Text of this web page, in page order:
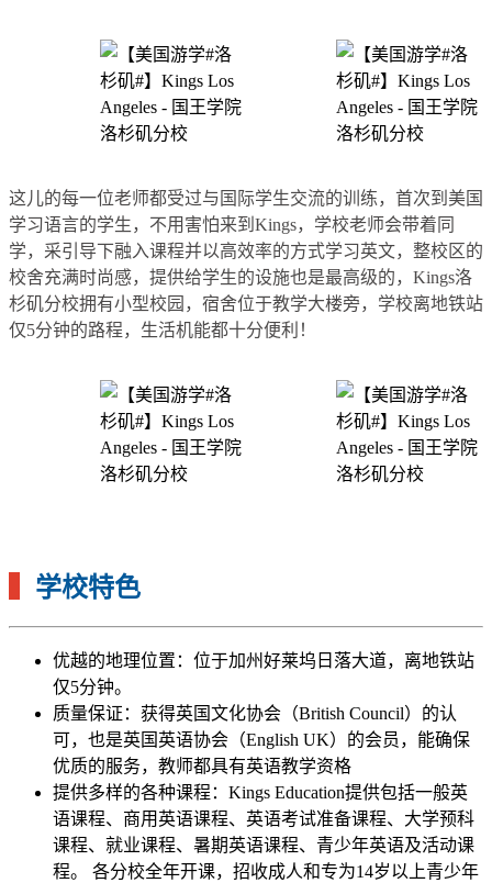
这儿的每一位老师都受过与国际学生交流的训练，首次到美国
学习语言的学生，不用害怕来到Kings，学校老师会带着同
学，采引导下融入课程并以高效率的方式学习英文，整校区的
校舍充满时尚感，提供给学生的设施也是最高级的，Kings洛
杉矶分校拥有小型校园，宿舍位于教学大楼旁，学校离地铁站
仅5分钟的路程，生活机能都十分便利！
学校特色
优越的地理位置：位于加州好莱坞日落大道，离地铁站
仅5分钟。
质量保证：获得英国文化协会（British Council）的认
可，也是英国英语协会（English UK）的会员，能确保
优质的服务，教师都具有英语教学资格
提供多样的各种课程：Kings Education提供包括一般英
语课程、商用英语课程、英语考试准备课程、大学预科
课程、就业课程、暑期英语课程、青少年英语及活动课
程。 各分校全年开课，招收成人和专为14岁以上青少年